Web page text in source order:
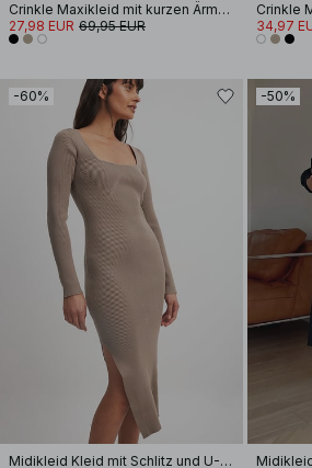
Crinkle Maxikleid mit kurzen Ärmeln
27,98 EUR 69,95 EUR
34,97
-60%
Midikleid Kleid mit Schlitz und U-Ausschnitt
-50%